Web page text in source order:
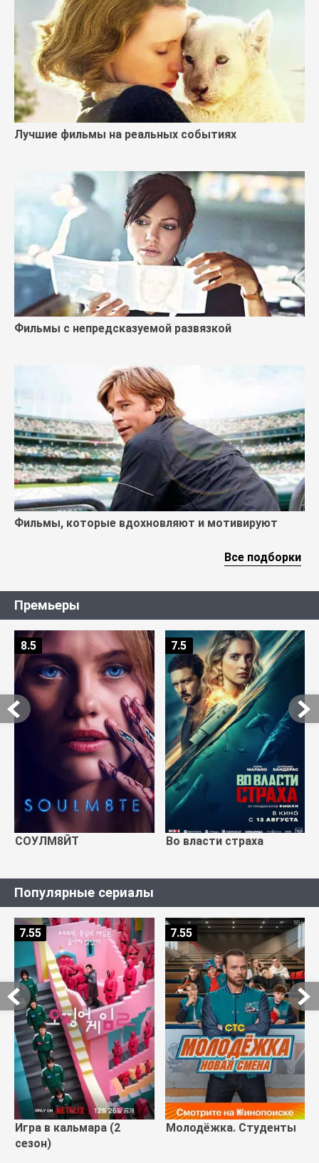
Лучшие фильмы на реальных событиях
Фильмы с непредсказуемой развязкой
Фильмы, которые вдохновляют и мотивируют
Все подборки
Премьеры
СОУЛМ8ЙТ
8.5
Во власти страха
7.5
Популярные сериалы
Игра в кальмара (2
сезон)
7.55
Молодёжка. Студенты
7.55